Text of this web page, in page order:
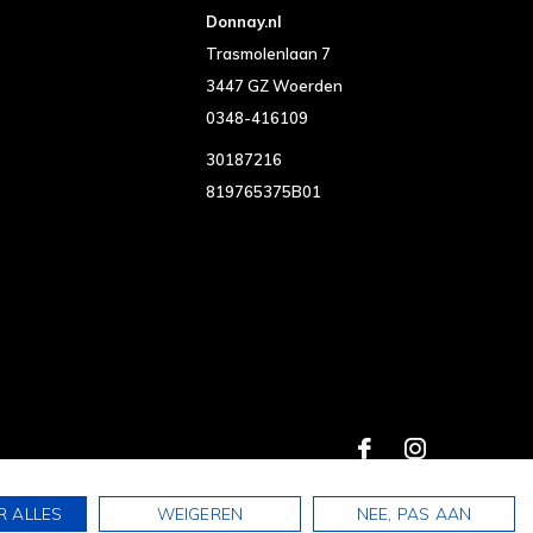
Donnay.nl
Trasmolenlaan 7
3447 GZ Woerden
0348-416109
30187216
819765375B01
ALLES WEIGEREN NEE, PAS AAN